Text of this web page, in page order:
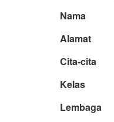
Nama :
Alamat :
Cita-
Kelas